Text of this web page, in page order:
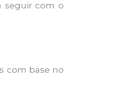
seguir com o
com base no